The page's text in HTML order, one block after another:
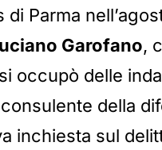
di Parma
Garofano,
occupò delle
della
inchiesta sul